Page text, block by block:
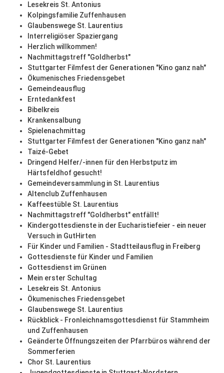
Lesekreis St. Antonius
Kolpingsfamilie Zuffenhausen
Glaubenswege St. Laurentius
Interreligiöser Spaziergang
Herzlich willkommen!
Nachmittagstreff "Goldherbst"
Stuttgarter Filmfest der Generationen "Kino ganz nah"
Ökumenisches Friedensgebet
Gemeindeausflug
Erntedankfest
Bibelkreis
Krankensalbung
Spielenachmittag
Stuttgarter Filmfest der Generationen "Kino ganz nah"
Taizé-Gebet
Dringend Helfer/-innen für den Herbstputz im
Härtsfeldhof gesucht!
Gemeindeversammlung in St. Laurentius
Altenclub Zuffenhausen
Kaffeestüble St. Laurentius
Nachmittagstreff "Goldherbst" entfällt!
Kindergottesdienste in der Eucharistiefeier - ein neuer
Versuch in GutHirten
Für Kinder und Familien - Stadtteilausflug in Freiberg
Gottesdienste für Kinder und Familien
Gottesdienst im Grünen
Mein erster Schultag
Lesekreis St. Antonius
Ökumenisches Friedensgebet
Glaubenswege St. Laurentius
Rückblick - Fronleichnamsgottesdienst für Stammheim
und Zuffenhausen
Geänderte Öffnungszeiten der Pfarrbüros während der
Sommerferien
Chor St. Laurentius